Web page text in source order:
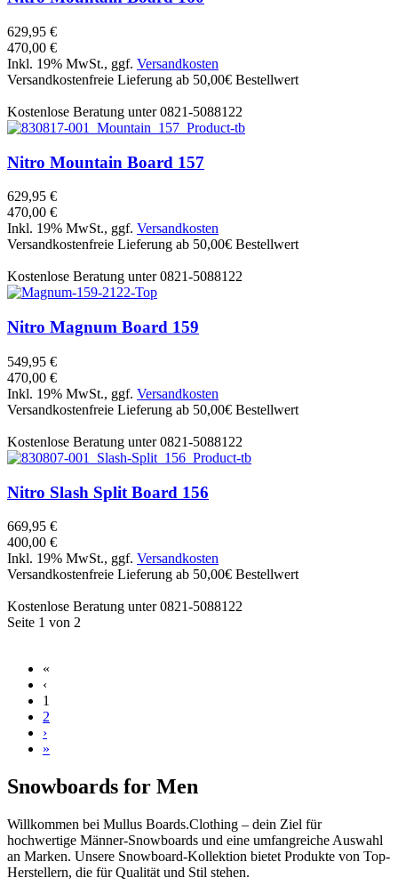
629,95 €
470,00 €
Inkl. 19% MwSt., ggf. Versandkosten
Versandkostenfreie Lieferung ab 50,00€ Bestellwert
Kostenlose Beratung unter 0821-5088122
Nitro Mountain Board 157
629,95 €
470,00 €
Inkl. 19% MwSt., ggf. Versandkosten
Versandkostenfreie Lieferung ab 50,00€ Bestellwert
Kostenlose Beratung unter 0821-5088122
Nitro Magnum Board 159
549,95 €
470,00 €
Inkl. 19% MwSt., ggf. Versandkosten
Versandkostenfreie Lieferung ab 50,00€ Bestellwert
Kostenlose Beratung unter 0821-5088122
Nitro Slash Split Board 156
669,95 €
400,00 €
Inkl. 19% MwSt., ggf. Versandkosten
Versandkostenfreie Lieferung ab 50,00€ Bestellwert
Kostenlose Beratung unter 0821-5088122
Seite 1 von 2
«
‹
1
2
›
»
Snowboards for Men
Willkommen bei Mullus Boards.Clothing – dein Ziel für
hochwertige Männer-Snowboards und eine umfangreiche Auswahl
an Marken. Unsere Snowboard-Kollektion bietet Produkte von Top-
Herstellern, die für Qualität und Stil stehen.